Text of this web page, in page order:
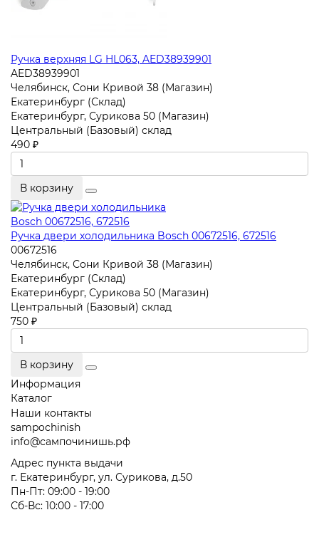
Ручка верхняя LG HL063, AED38939901
AED38939901
Челябинск, Сони Кривой 38 (Магазин)
Екатеринбург (Склад)
Екатеринбург, Сурикова 50 (Магазин)
Центральный (Базовый) склад
490 ₽
В корзину
Ручка двери холодильника Bosch 00672516, 672516
00672516
Челябинск, Сони Кривой 38 (Магазин)
Екатеринбург (Склад)
Екатеринбург, Сурикова 50 (Магазин)
Центральный (Базовый) склад
750 ₽
В корзину
Информация
Каталог
Наши контакты
sampochinish
info@сампочинишь.рф
Адрес пункта выдачи
г. Екатеринбург, ул. Сурикова, д.50
Пн-Пт: 09:00 - 19:00
Сб-Вс: 10:00 - 17:00